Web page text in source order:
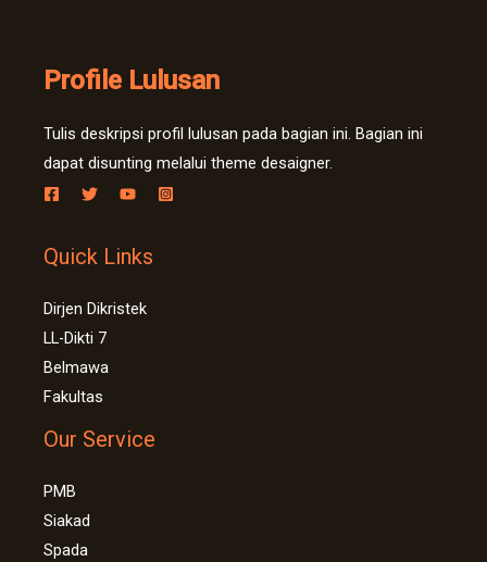
Profile Lulusan
Tulis deskripsi profil lulusan pada bagian ini. Bagian ini
dapat disunting melalui theme desaigner.
Quick Links
Dirjen Dikristek
LL-Dikti 7
Belmawa
Fakultas
Our Service
PMB
Siakad
Spada